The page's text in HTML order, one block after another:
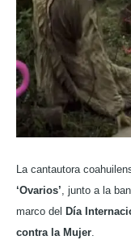
La cantautora
‘Ovarios’, junto a la
marco del Día
contra la Mujer.